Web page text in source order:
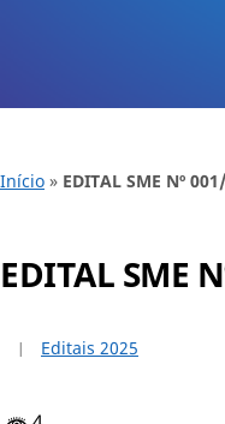
Início » EDITAL SME Nº
EDITAL SME
Editais 2025